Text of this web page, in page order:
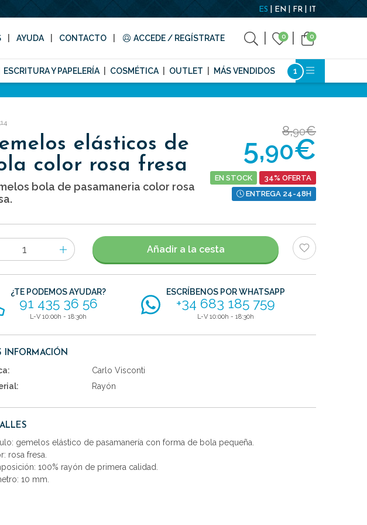
ES EN FR IT
AYUDA CONTACTO ACCEDE / REGÍSTRATE 0 0
ESCRITURA Y PAPELERÍA COSMÉTICA OUTLET MÁS VENDIDOS
elásticos de
color rosa fresa
bola de pasamaneria color rosa
8,90€
5,90€
EN STOCK
34% OFERTA
ENTREGA 24-48H
Añadir a la cesta
¿TE PODEMOS AYUDAR?
91 435 36 56
L-V 10:00h - 18:30h
ESCRÍBENOS POR WHATSAPP
+34 683 185 759
L-V 10:00h - 18:30h
INFORMACIÓN
Carlo Visconti
Rayón
gemelos elástico de pasamanería con forma de bola pequeña.
rosa fresa.
100% rayón de primera calidad.
10 mm.